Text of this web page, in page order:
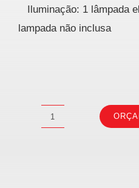
Iluminação: 1 lâmpada
lampada não inclusa
Ventilador